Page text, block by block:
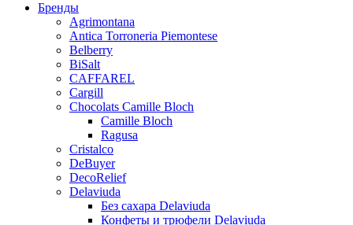
Бренды
Agrimontana
Antica Torroneria Piemontese
Belberry
BiSalt
CAFFAREL
Cargill
Chocolats Camille Bloch
Camille Bloch
Ragusa
Cristalco
DeBuyer
DecoRelief
Delaviuda
Без сахара Delaviuda
Конфеты и трюфели Delaviuda